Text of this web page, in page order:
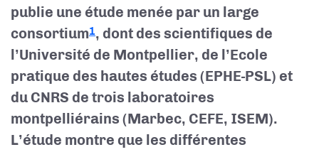
publie une étude menée par un large
consortium1, dont des scientifiques de
l’Université de Montpellier, de l’Ecole
pratique des hautes études (EPHE-PSL) et
du CNRS de trois laboratoires
montpelliérains (Marbec, CEFE, ISEM).
L’étude montre que les différentes